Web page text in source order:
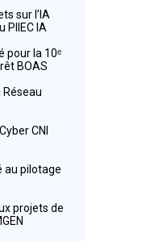
sur l’IA
PIIEC IA
pour la 10ᵉ
BOAS
CNI
au pilotage
projets de